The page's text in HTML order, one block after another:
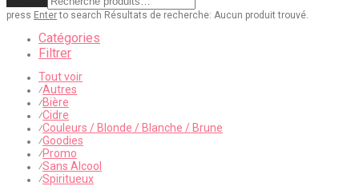
press Enterto search Résultats de recherche: Aucun produit trouvé.
Catégories
Filtrer
Tout voir
⁄Autres
⁄Bière
⁄Cidre
⁄Couleurs / Blonde / Blanche / Brune
⁄Goodies
⁄Promo
⁄Sans Alcool
⁄Spiritueux